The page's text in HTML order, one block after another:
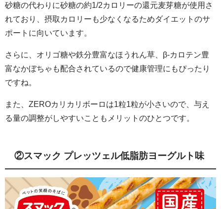
砂糖の代わりに砂糖の約1/2カロリーの還元麦芽糖が使用さ
れており、摂取カロリーも少なくなるためダイエットのサ
ポートに向いています。
さらに、オリゴ糖や鉄分豊富なほうれん草、β-カロテン豊
富なかぼちゃも配合されているので健康管理にもぴったり
ですね。
また、ZEROカリカリボーロは1粒1粒が小さいので、与え
る量の調整がしやすいこともメリットのひとつです。
②スマック プレッツェル低脂肪ヨーグルト味